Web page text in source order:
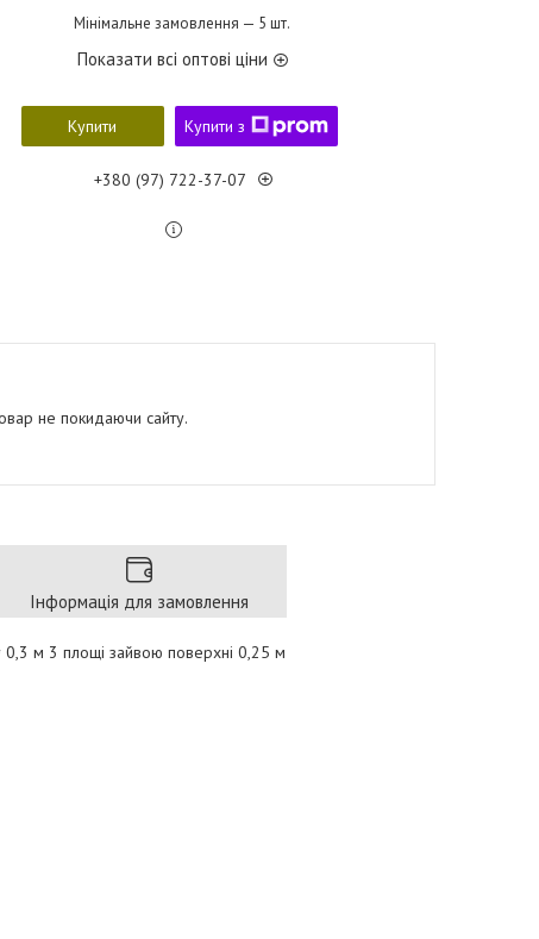
Мінімальне замовлення — 5 шт.
Показати всі оптові ціни
Купити Купити з
+380 (97) 722-37-07
не покидаючи сайту.
Інформація для замовлення
0,3 м 3 площі зайвою поверхні 0,25 м